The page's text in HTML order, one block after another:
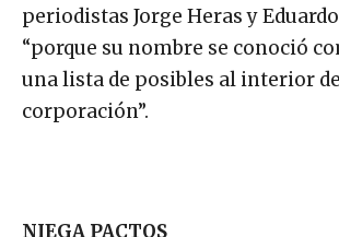
periodistas Jorge Heras y
“porque su nombre se conoció
una lista de posibles al interior
corporación”.
NIEGA PACTOS